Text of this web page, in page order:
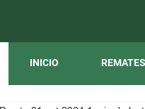
INICIO